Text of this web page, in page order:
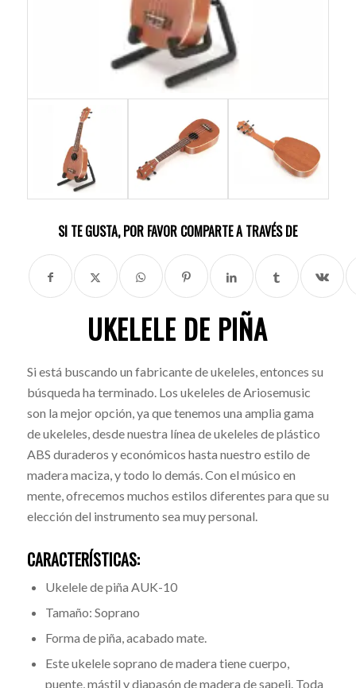
SI TE GUSTA, POR FAVOR COMPARTE A TRAVÉS DE
UKELELE DE PIÑA
Si está buscando un fabricante de ukeleles, entonces su
búsqueda ha terminado. Los ukeleles de Ariosemusic
son la mejor opción, ya que tenemos una amplia gama
de ukeleles, desde nuestra línea de ukeleles de plástico
ABS duraderos y económicos hasta nuestro estilo de
madera maciza, y todo lo demás. Con el músico en
mente, ofrecemos muchos estilos diferentes para que su
elección del instrumento sea muy personal.
CARACTERÍSTICAS:
Ukelele de piña AUK-10
Tamaño: Soprano
Forma de piña, acabado mate.
Este ukelele soprano de madera tiene cuerpo,
puente, mástil y diapasón de madera de sapeli. Toda